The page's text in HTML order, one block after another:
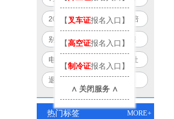
政府补贴项目制培训全解析
2026年国家新规：电工“一培
双证”合法落地，一次培训拿
双证！
别再被坑！2026电工双证报
名避雷指南：官方渠道+防骗
口诀
电工双证=就业通行证？人社
部+应急部联合认证权威解读
退役军人/失业人员必看！
2026电工双证免费培训报名
入口
热门标签 MORE+
【 叉车证报名入口】
【高空证报名入口】
【制冷证报名入口】
∧ 关闭服务 ∧